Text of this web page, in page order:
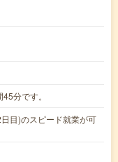
分です。
目)のスピード就業が可